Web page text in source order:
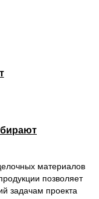
материалов
позволяет
задачам проекта